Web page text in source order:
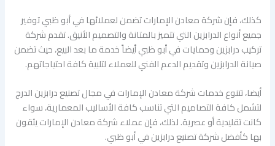
كذلك، فإن شركة معادن الإمارات تضمن لعملائها في أبو ظبي توفير
جميع أنواع الدرابزين التي تتميز بالمتانة والتصميم الأنيق. تقدم شركة
تركيب درابزين وحمايات في أبو ظبي أيضاً خدمة ما بعد البيع، حيث تضمن
صيانة الدرابزين وتقديم الدعم الفني للعملاء لتلبية كافة احتياجاتهم.
أيضا، تتنوع خدمات شركة معادن الإمارات في مجال تصنيع درابزين الدرج
لتشمل كافة التصاميم التي تناسب كافة الأساليب المعمارية، سواء
كانت تقليدية أو عصرية. لذلك، فإن عملاء شركة معادن الإمارات يثقون
بها كأفضل شركة تصنيع درابزين في أبو ظبي.